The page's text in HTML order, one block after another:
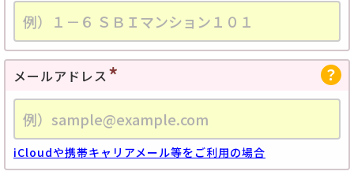
メールアドレス
iCloudや携帯キャリアメール等をご利用の場合